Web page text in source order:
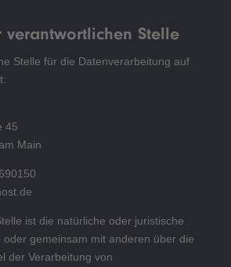
verantwortlichen Stelle
Stelle für die Datenverarbeitung auf
45
Main
ist die natürliche oder juristische
oder gemeinsam mit anderen über die
der Verarbeitung von